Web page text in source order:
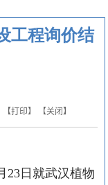
工程询价结
打印】 【关闭】
23日就武汉植物